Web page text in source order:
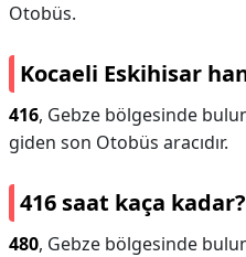
Otobüs.
Kocaeli Eskihisar
416, Gebze bölgesinde
giden son Otobüs aracıdır.
416 saat kaça kadar?
480, Gebze bölgesinde